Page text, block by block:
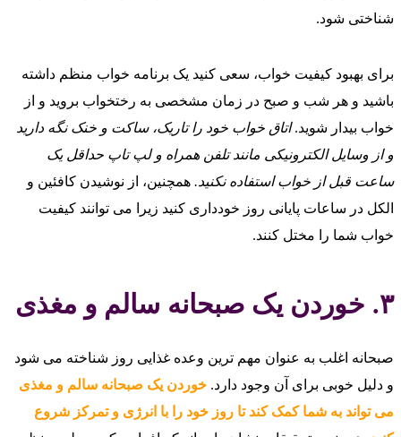
شناختی شود.
برای بهبود کیفیت خواب، سعی کنید یک برنامه خواب منظم داشته
باشید و هر شب و صبح در زمان مشخصی به رختخواب بروید و از
خواب بیدار شوید.اتاق خواب خود را تاریک، ساکت و خنک نگه دارید
و از وسایل الکترونیکی مانند تلفن همراه و لپ‌ تاپ حداقل یک
ساعت قبل از خواب استفاده نکنید. همچنین، از نوشیدن کافئین و
الکل در ساعات پایانی روز خودداری کنید زیرا می‌ توانند کیفیت
خواب شما را مختل کنند.
۳. خوردن یک صبحانه سالم و مغذی
صبحانه اغلب به عنوان مهم‌ ترین وعده غذایی روز شناخته می‌ شود
و دلیل خوبی برای آن وجود دارد. خوردن یک صبحانه سالم و مغذی
می‌ تواند به شما کمک کند تا روز خود را با انرژی و تمرکز شروع